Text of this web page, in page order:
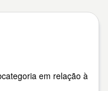
em relação à